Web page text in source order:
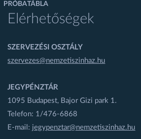
PRÓBATÁBLA
Elérhetőségek
SZERVEZÉSI OSZTÁLY
szervezes@nemzetiszinhaz.hu
JEGYPÉNZTÁR
1095 Budapest, Bajor Gizi park 1.
Telefon: 1/476-6868
E-mail: jegypenztar@nemzetiszinhaz.hu